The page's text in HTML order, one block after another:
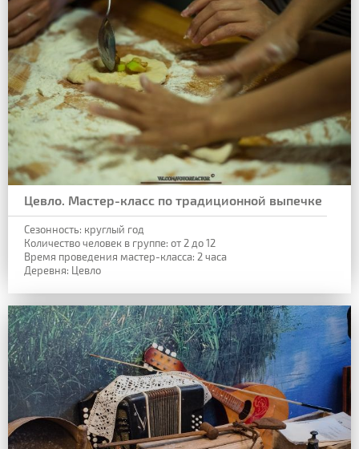
Цевло. Мастер-класс по традиционной выпечке
Сезонность: круглый год
Количество человек в группе: от 2 до 12
Время проведения мастер-класса: 2 часа
Деревня: Цевло